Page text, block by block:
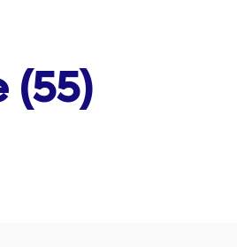
(55)